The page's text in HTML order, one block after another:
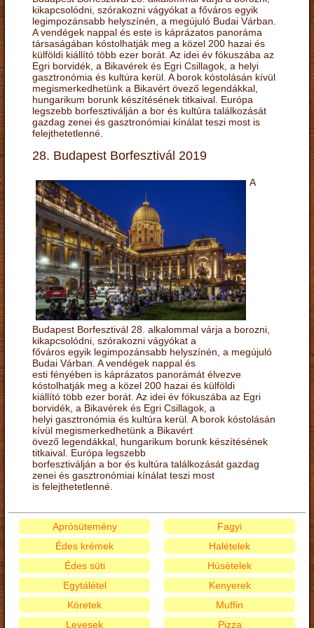
kikapcsolódni, szórakozni vágyókat a főváros egyik
legimpozánsabb helyszínén, a megújuló Budai Várban.
A vendégek nappal és este is káprázatos panoráma
társaságában kóstolhatják meg a közel 200 hazai és
külföldi kiállító több ezer borát. Az idei év fókuszába az
Egri borvidék, a Bikavérek és Egri Csillagok, a helyi
gasztronómia és kultúra kerül. A borok kóstolásán kívül
megismerkedhetünk a Bikavért övező legendákkal,
hungarikum borunk készítésének titkaival. Európa
legszebb borfesztiválján a bor és kultúra találkozását
gazdag zenei és gasztronómiai kínálat teszi most is
felejthetetlenné.
28. Budapest Borfesztivál 2019
A
Budapest Borfesztivál 28. alkalommal várja a borozni,
kikapcsolódni, szórakozni vágyókat a
főváros egyik legimpozánsabb helyszínén, a megújuló
Budai Várban. A vendégek nappal és
esti fényében is káprázatos panorámát élvezve
kóstolhatják meg a közel 200 hazai és külföldi
kiállító több ezer borát. Az idei év fókuszába az Egri
borvidék, a Bikavérek és Egri Csillagok, a
helyi gasztronómia és kultúra kerül. A borok kóstolásán
kívül megismerkedhetünk a Bikavért
övező legendákkal, hungarikum borunk készítésének
titkaival. Európa legszebb
borfesztiválján a bor és kultúra találkozását gazdag
zenei és gasztronómiai kínálat teszi most
is felejthetetlenné.
Aprósütemény
Édes krémek
Édes süti
Egytálétel
Fagyi
Halételek
Húsételek
Kenyerek
Köretek
Levesek
Muffin
Pizza